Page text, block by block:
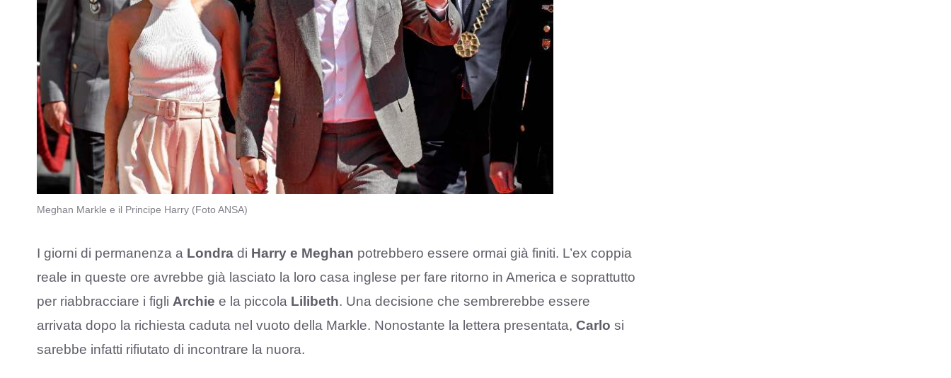
Meghan Markle e il Principe Harry (Foto ANSA)
I giorni di permanenza a Londra di Harry e Meghan potrebbero essere ormai già finiti. L’ex coppia
reale in queste ore avrebbe già lasciato la loro casa inglese per fare ritorno in America e soprattutto
per riabbracciare i figli Archie e la piccola Lilibeth. Una decisione che sembrerebbe essere
arrivata dopo la richiesta caduta nel vuoto della Markle. Nonostante la lettera presentata, Carlo si
sarebbe infatti rifiutato di incontrare la nuora.